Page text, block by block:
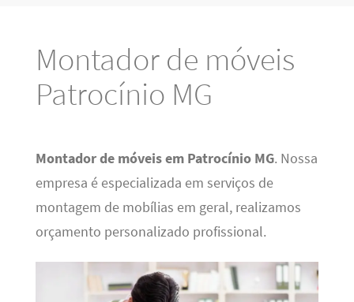
Montador de móveis
Patrocínio MG
Montador de móveis em Patrocínio MG. Nossa
empresa é especializada em serviços de
montagem de mobílias em geral, realizamos
orçamento personalizado profissional.